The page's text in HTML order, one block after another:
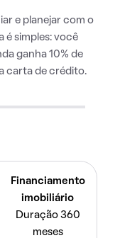
e planejar com o
simples: você
ganha 10% de
carta de crédito.
Financiamento
imobiliário
Duração 360
meses